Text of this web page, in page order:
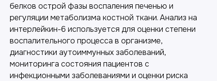
белков острой фазы воспаления печенью и
регуляции метаболизма костной ткани. Анализ на
интерлейкин-6 используется для оценки степени
воспалительного процесса в организме,
диагностики аутоиммунных заболеваний,
мониторинга состояния пациентов с
инфекционными заболеваниями и оценки риска